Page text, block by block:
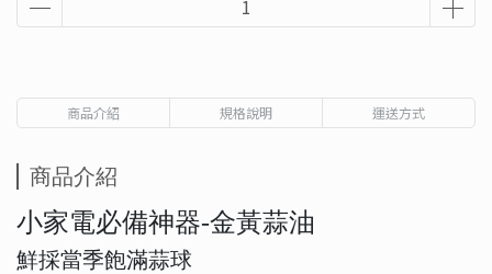
商品介紹 規格說明 運送方式
商品介紹
小家電必備神器-金黃蒜油
鮮採當季飽滿蒜球